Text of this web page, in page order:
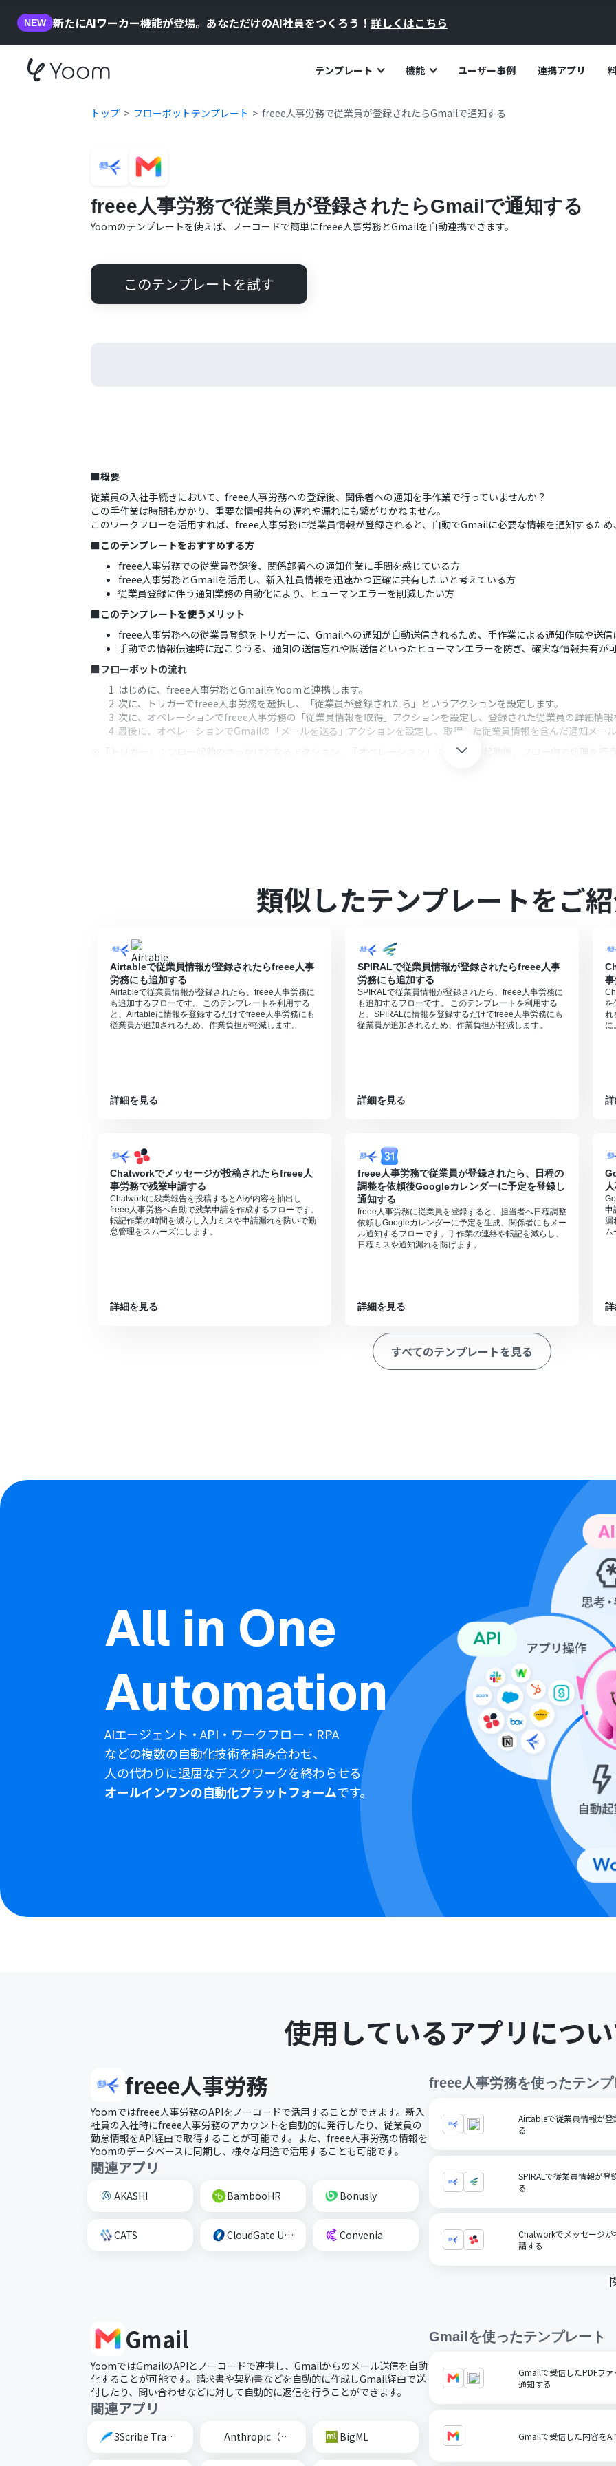
NEW 新たにAIワーカー機能が登場。あなただけのAI社員をつくろう！ 詳しくはこちら
テンプレート 機能 ユーザー事例 連携アプリ
トップ フローボットテンプレート freee人事労務で従業員が登録されたらGmailで通知する
freee人事労務で従業員が登録されたらGmailで通知する
Yoomのテンプレートを使えば、ノーコードで簡単にfreee人事労務とGmailを自動連携できます。
このテンプレートを試す
■概要
従業員の入社手続きにおいて、freee人事労務への登録後、関係者への通知を手作業で行っていませんか？
この手作業は時間もかかり、重要な情報共有の遅れや漏れにも繋がりかねません。
このワークフローを活用すれば、freee人事労務に従業員情報が登録されると、自動でGmailに必要な情報を通知するた
■このテンプレートをおすすめする方
freee人事労務での従業員登録後、関係部署への通知作業に手間を感じている方
freee人事労務とGmailを活用し、新入社員情報を迅速かつ正確に共有したいと考えている方
従業員登録に伴う通知業務の自動化により、ヒューマンエラーを削減したい方
■このテンプレートを使うメリット
freee人事労務への従業員登録をトリガーに、Gmailへの通知が自動送信されるため、手作業による通知作成や送
手動での情報伝達時に起こりうる、通知の送信忘れや誤送信といったヒューマンエラーを防ぎ、確実な情報共有が
■フローボットの流れ
はじめに、freee人事労務とGmailをYoomと連携します。
次に、トリガーでfreee人事労務を選択し、「従業員が登録されたら」というアクションを設定します。
次に、オペレーションでfreee人事労務の「従業員情報を取得」アクションを設定し、登録された従業員の詳細情
最後に、オペレーションでGmailの「メールを送る」アクションを設定し、取得した従業員情報を含んだ通知メー
※「トリガー」：フロー起動のきっかけとなるアクション、「オペレーション」：トリガー起動後、フロー内で処理を行
類似したテンプレートをご
Airtableで従業員情報が登録されたらfreee人事
労務にも追加する
Airtableで従業員情報が登録されたら、freee人事労務に
も追加するフローです。 このテンプレートを利用する
と、Airtableに情報を登録するだけでfreee人事労務にも
従業員が追加されるため、作業負担が軽減します。
詳細を見る
SPIRALで従業員情報が登録されたらfreee人事
労務にも追加する
SPIRALで従業員情報が登録されたら、freee人事労務に
も追加するフローです。 このテンプレートを利用する
と、SPIRALに情報を登録するだけでfreee人事労務にも
従業員が追加されるため、作業負担が軽減します。
詳細を見る
を
れ
に
Chatworkでメッセージが投稿されたらfreee人
事労務で残業申請する
Chatworkに残業報告を投稿するとAIが内容を抽出し
freee人事労務へ自動で残業申請を作成するフローです。
転記作業の時間を減らし入力ミスや申請漏れを防いで勤
怠管理をスムーズにします。
詳細を見る
freee人事労務で従業員が登録されたら、日程の
調整を依頼後Googleカレンダーに予定を登録し
通知する
freee人事労務に従業員を登録すると、担当者へ日程調整
依頼しGoogleカレンダーに予定を生成、関係者にもメー
ル通知するフローです。手作業の連絡や転記を減らし、
日程ミスや通知漏れを防げます。
詳細を見る
申
漏
ム
すべてのテンプレートを見る
All in One
Automation
AIエージェント・API・ワークフロー・RPA
などの複数の自動化技術を組み合わせ、
人の代わりに退屈なデスクワークを終わらせる
オールインワンの自動化プラットフォームです。
使用しているアプリにつ
freee人事労務
Yoomではfreee人事労務のAPIをノーコードで活用することができます。新入
社員の入社時にfreee人事労務のアカウントを自動的に発行したり、従業員の
勤怠情報をAPI経由で取得することが可能です。また、freee人事労務の情報を
Yoomのデータベースに同期し、様々な用途で活用することも可能です。
関連アプリ
AKASHI BambooHR Bonusly
CATS CloudGate UNO Convenia
freee人事労務を使ったテン
Airtableで従業員情報が
る
SPIRALで従業員情報が
る
Chatworkでメッセージが
請する
Gmail
YoomではGmailのAPIとノーコードで連携し、Gmailからのメール送信を自動
化することが可能です。請求書や契約書などを自動的に作成しGmail経由で送
付したり、問い合わせなどに対して自動的に返信を行うことができます。
関連アプリ
3Scribe Transcription Anthropic（Claude） BigML
Gmail を使ったテンプレート
Gmailで受信したPDFフ
通知する
Gmailで受信した内容を